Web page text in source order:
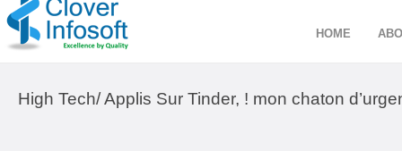
HOME
High Tech/ Applis Sur Tinder, ! mon chaton